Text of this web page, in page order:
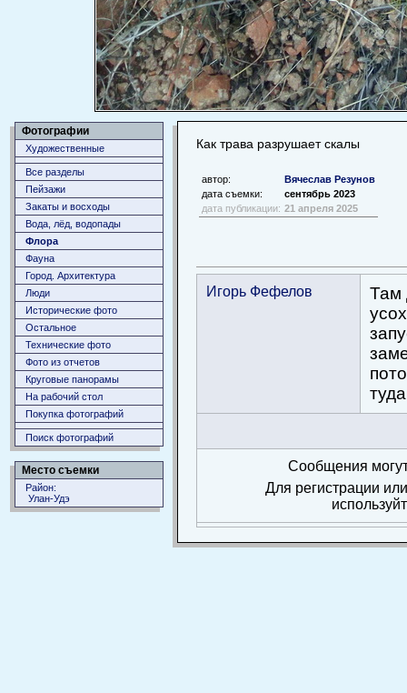
Фотографии
Художественные
Все разделы
Пейзажи
Закаты и восходы
Вода, лёд, водопады
Флора
Фауна
Город. Архитектура
Люди
Исторические фото
Остальное
Технические фото
Фото из отчетов
Круговые панорамы
На рабочий стол
Покупка фотографий
Поиск фотографий
Место съемки
Район:
Улан-Удэ
Как трава разрушает скалы
автор:
Вячеслав Резунов
дата съемки:
сентябрь 2023
дата публикации: 21 апреля 2025
Игорь Фефелов
Там
Сообщения
Для регистрации